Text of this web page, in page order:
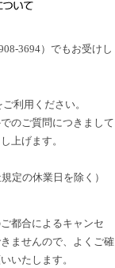
3694）でもお受けし
ご利用ください。
のご質問につきまして
上げます。
定の休業日を除く）
都合によるキャンセ
ませんので、よくご確
いたします。